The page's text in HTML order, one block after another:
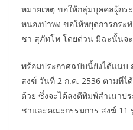
หมายเหตุ ขอให้กลุ่มบุคคลผู้ก
หนองป่าพง ขอให้หยุดการกร
ชา สุภัทโท โดยด่วน มิฉะนั้นจ
พร้อมประกาศฉบับนี้ยังได้แนบ
สงฆ์ วันที่ 2 ก.ค. 2536 ตามที่ไ
ด้วย ซึ่งจะได้ลงตีพิมพ์สำเนา
ชาและคณะกรรมการ สงฆ์ 11